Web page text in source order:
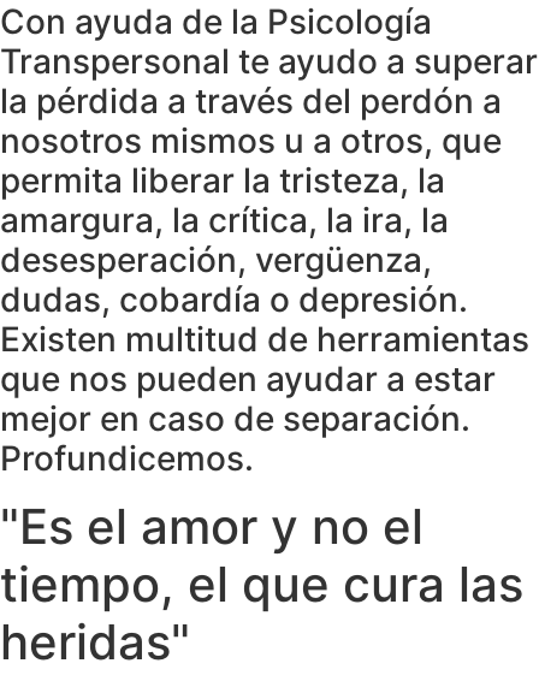
Con ayuda de la Psicología
Transpersonal te ayudo a superar
la pérdida a través del perdón a
nosotros mismos u a otros, que
permita liberar la tristeza, la
amargura, la crítica, la ira, la
desesperación, vergüenza,
dudas, cobardía o depresión.
Existen multitud de herramientas
que nos pueden ayudar a estar
mejor en caso de separación.
Profundicemos.
"Es el amor y no el
tiempo, el que cura las
heridas"